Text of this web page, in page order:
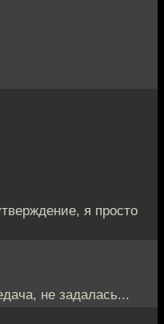
я просто
не задалась...